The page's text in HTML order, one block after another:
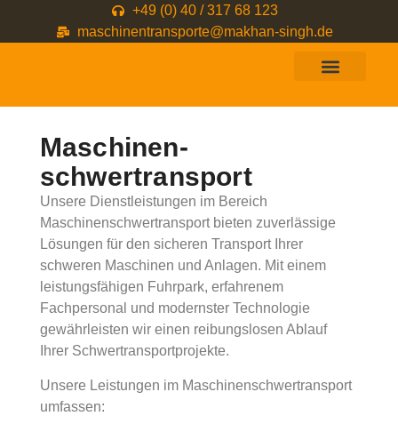
+49 (0) 40 / 317 68 123
maschinentransporte@makhan-singh.de
Maschinen-
schwertransport
Unsere Dienstleistungen im Bereich
Maschinenschwertransport bieten zuverlässige
Lösungen für den sicheren Transport Ihrer
schweren Maschinen und Anlagen. Mit einem
leistungsfähigen Fuhrpark, erfahrenem
Fachpersonal und modernster Technologie
gewährleisten wir einen reibungslosen Ablauf
Ihrer Schwertransportprojekte.
Unsere Leistungen im Maschinenschwertransport
umfassen: